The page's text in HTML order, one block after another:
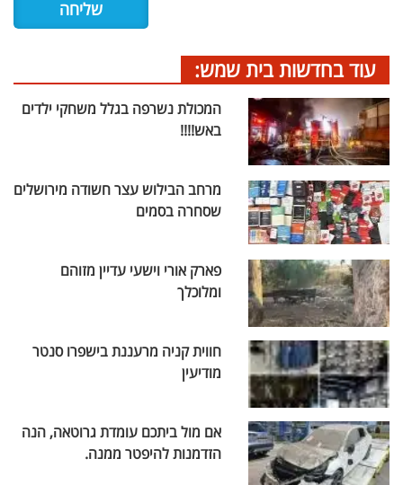
עוד בחדשות בית שמש:
המכולת נשרפה בגלל משחקי ילדים
באש!!!!
מרחב הבילוש עצר חשודה מירושלים
שסחרה בסמים
פארק אורי וישעי עדיין מזוהם
ומלוכלך
חווית קניה מרעננת בישפרו סנטר
מודיעין
אם מול ביתכם עומדת גרוטאה, הנה
הזדמנות להיפטר ממנה.